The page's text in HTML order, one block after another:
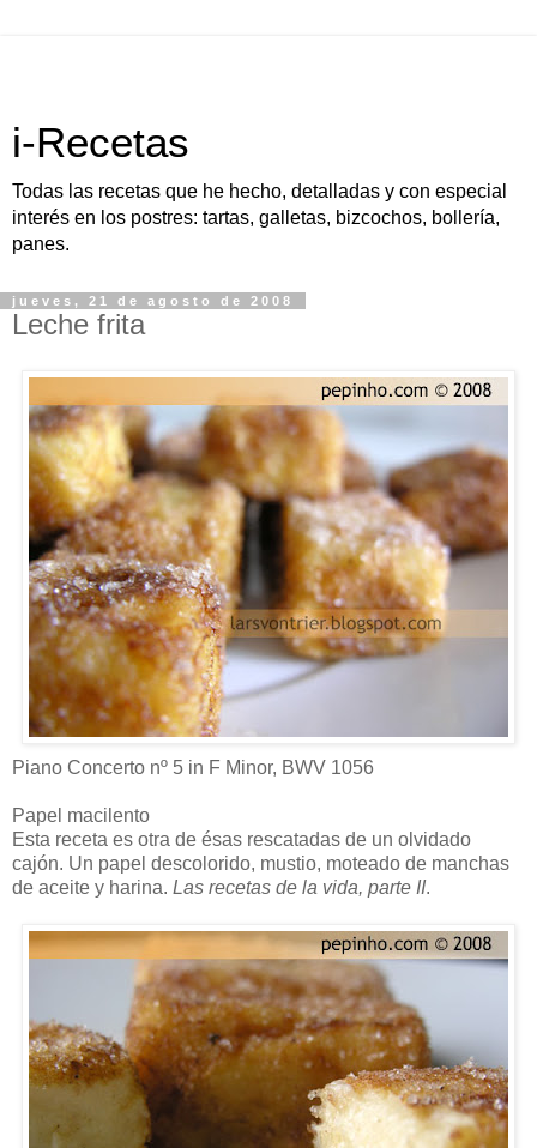
i-Recetas
Todas las recetas que he hecho, detalladas y con especial
interés en los postres: tartas, galletas, bizcochos, bollería,
panes.
jueves, 21 de agosto de 2008
Leche frita
Piano Concerto nº 5 in F Minor, BWV 1056
Papel macilento
Esta receta es otra de ésas rescatadas de un olvidado
cajón. Un papel descolorido, mustio, moteado de manchas
de aceite y harina. Las recetas de la vida, parte II.